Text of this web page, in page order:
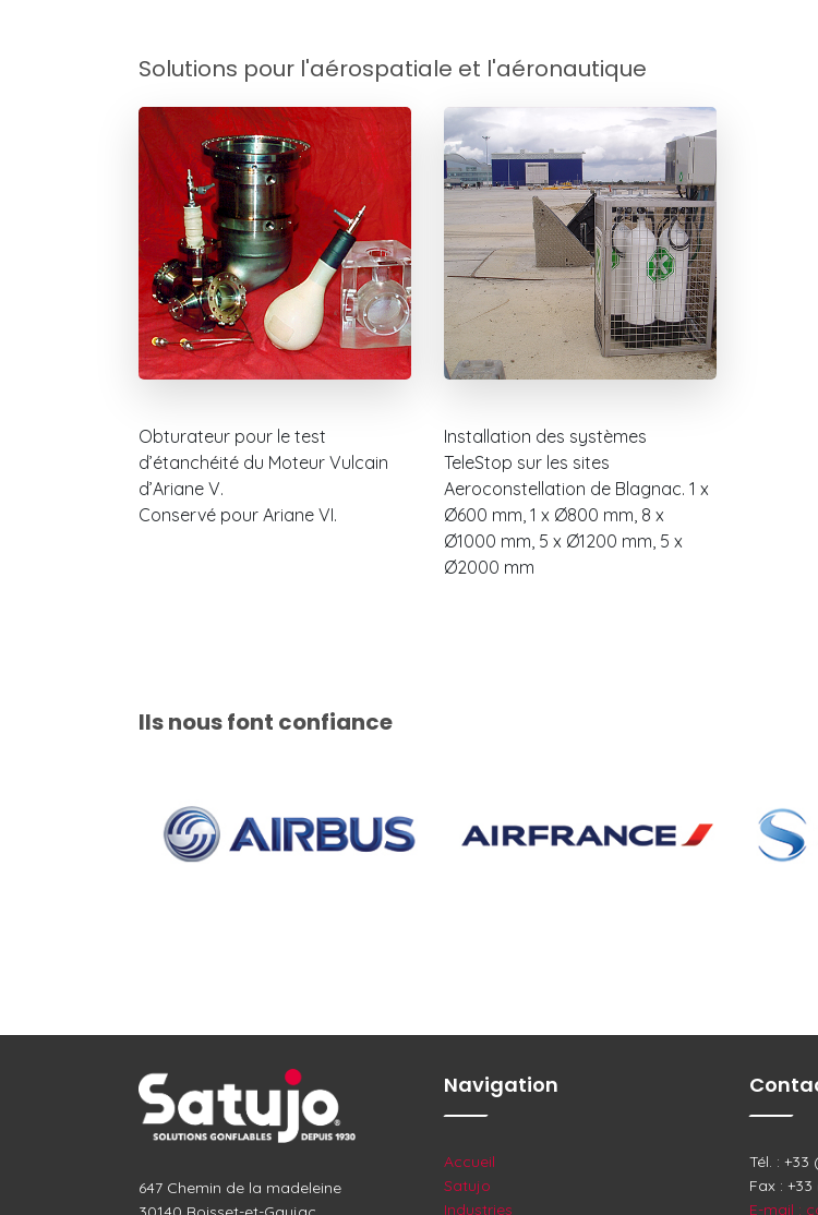
Solutions pour l'aérospatiale et l'aéronautique
Obturateur pour le test
d’étanchéité du Moteur Vulcain
d’Ariane V.
Conservé pour Ariane VI.
Installation des systèmes
TeleStop sur les sites
Aeroconstellation de Blagnac. 1 x
Ø600 mm, 1 x Ø800 mm, 8 x
Ø1000 mm, 5 x Ø1200 mm, 5 x
Ø2000 mm
Ils nous font confiance
647 Chemin de la madeleine
Navigation
Accueil
Satujo
Industries
Tél. : +33
Fax :
E-mail :